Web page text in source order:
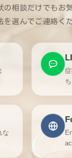
の相談だけでもお
を選んでご連絡く
ち
な